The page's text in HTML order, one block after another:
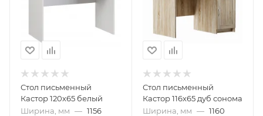
Стол письменный
Кастор 120х65 белый
Ширина, мм — 1156
Стол письменный
Кастор 116х65 дуб сонома
Ширина, мм — 1160